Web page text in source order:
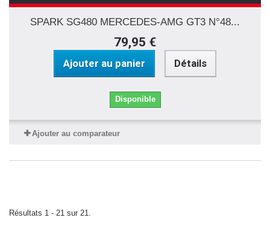
SPARK SG480 MERCEDES-AMG GT3 N°48...
79,95 €
Ajouter au panier Détails
Disponible
Ajouter au comparateur
Résultats 1 - 21 sur 21.